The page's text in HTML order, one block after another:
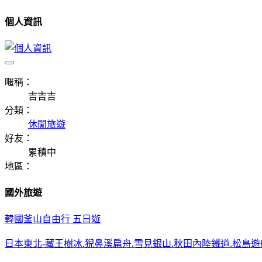
個人資訊
暱稱：
吉吉吉
分類：
休閒旅遊
好友：
累積中
地區：
國外旅遊
韓國釜山自由行 五日遊
日本東北-藏王樹冰.猊鼻溪扁舟.雪見銀山.秋田內陸鐵道.松島